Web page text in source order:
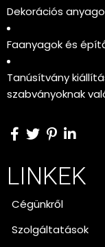
Dekorációs
Faanyagok és
Tanúsítvány
szabványoknak
LINKEK
Cégünkről
Szolgáltatások